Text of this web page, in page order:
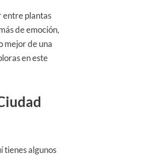
entre plantas
de emoción,
mejor de una
en este
tienes algunos